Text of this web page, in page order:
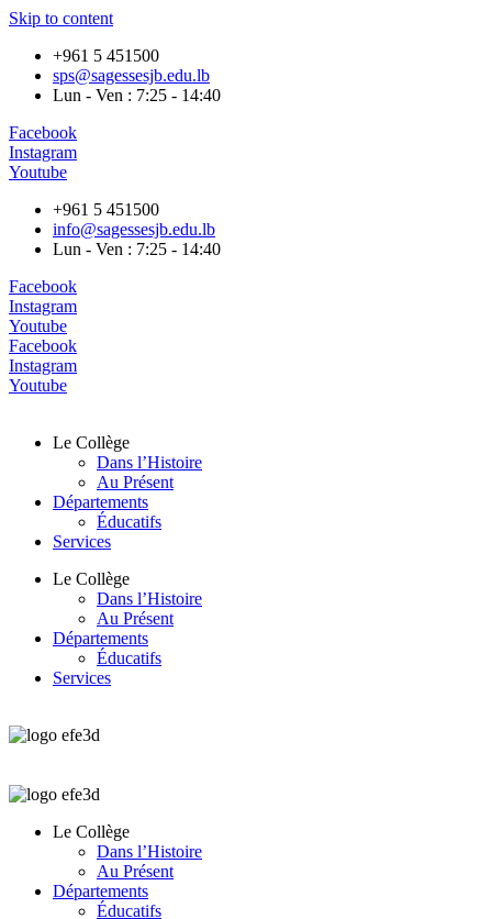
Skip to content
+961 5 451500
sps@sagessesjb.edu.lb
Lun - Ven : 7:25 - 14:40
Facebook
Instagram
Youtube
+961 5 451500
info@sagessesjb.edu.lb
Lun - Ven : 7:25 - 14:40
Facebook
Instagram
Youtube
Facebook
Instagram
Youtube
Le Collège
Dans l’Histoire
Au Présent
Départements
Éducatifs
Services
Le Collège
Dans l’Histoire
Au Présent
Départements
Éducatifs
Services
Le Collège
Dans l’Histoire
Au Présent
Départements
Éducatifs